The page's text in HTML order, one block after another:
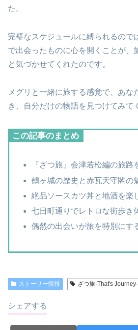
た。
完璧なスケジュールに縛られるので
で出会ったものに心を開くことが、
と気づかせてくれたのです。
メグリと一緒に旅する感覚で、あな
き、自分だけの物語を見つけてみて
この記事のまとめ
『ざつ旅』会津若松編の旅路
鶴ヶ城の歴史と赤瓦天守閣の
絶品ソースカツ丼と地酒を楽
七日町通りでレトロな街歩き
偶然の出会いが旅を特別にす
ストーリー情報 ざつ旅-That's Journey-
シェアする